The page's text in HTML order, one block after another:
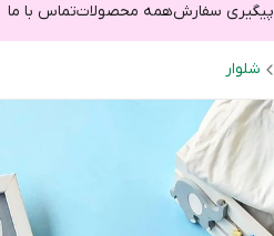
پیگیری سفارشهمه محصولاتتماس با ما
شلوار